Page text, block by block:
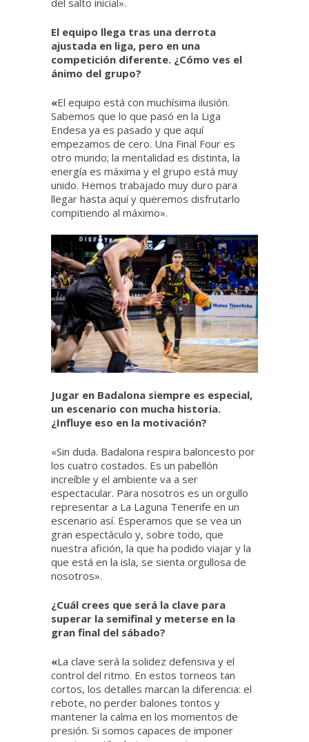
El equipo llega tras una derrota
ajustada en liga, pero en una
competición diferente. ¿Cómo ves el
ánimo del grupo?
«El equipo está con muchísima ilusión.
Sabemos que lo que pasó en la Liga
Endesa ya es pasado y que aquí
empezamos de cero. Una Final Four es
otro mundo; la mentalidad es distinta, la
energía es máxima y el grupo está muy
unido. Hemos trabajado muy duro para
llegar hasta aquí y queremos disfrutarlo
compitiendo al máximo».
Jugar en Badalona siempre es especial,
un escenario con mucha historia.
¿Influye eso en la motivación?
«Sin duda. Badalona respira baloncesto por
los cuatro costados. Es un pabellón
increíble y el ambiente va a ser
espectacular. Para nosotros es un orgullo
representar a La Laguna Tenerife en un
escenario así. Esperamos que se vea un
gran espectáculo y, sobre todo, que
nuestra afición, la que ha podido viajar y la
que está en la isla, se sienta orgullosa de
nosotros».
¿Cuál crees que será la clave para
superar la semifinal y meterse en la
gran final del sábado?
«La clave será la solidez defensiva y el
control del ritmo. En estos torneos tan
cortos, los detalles marcan la diferencia: el
rebote, no perder balones tontos y
mantener la calma en los momentos de
presión. Si somos capaces de imponer